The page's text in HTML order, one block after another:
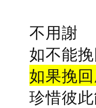
不用謝
如不能
如果挽
珍惜彼